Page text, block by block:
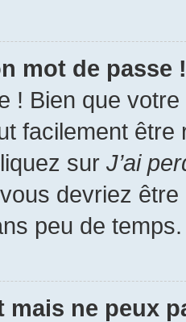
mot de passe !
! Bien que
facilement
sur J’ai
devriez
peu de temps.
ne peux